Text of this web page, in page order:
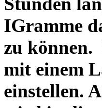
IGramme
zu können.
mit einem
einstellen.